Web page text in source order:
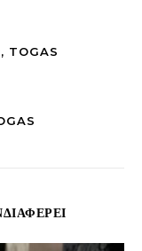
TOGAS